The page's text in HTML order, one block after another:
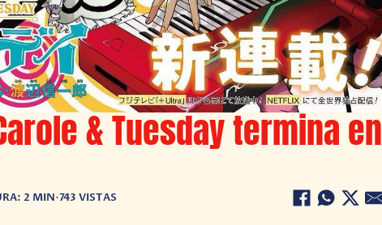
& Tuesday termina en
2 MIN•743 VISTAS